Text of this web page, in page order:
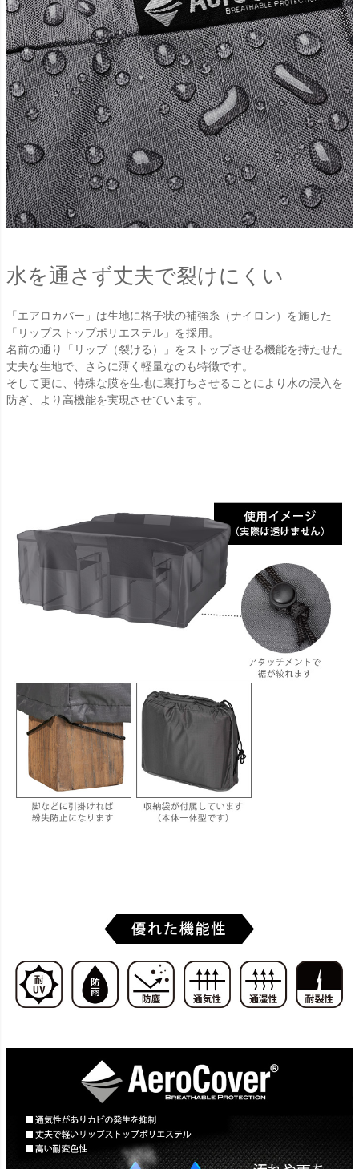
水を通さず丈夫で裂けにくい
「エアロカバー」は生地に格子状の補強糸（ナイロン）を施した
「リップストップポリエステル」を採用。
名前の通り「リップ（裂ける）」をストップさせる機能を持たせた
丈夫な生地で、さらに薄く軽量なのも特徴です。
そして更に、特殊な膜を生地に裏打ちさせることにより水の浸入を
防ぎ、より高機能を実現させています。